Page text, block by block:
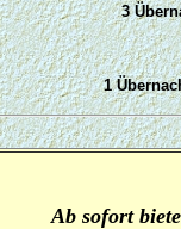
3
1
Ab sofort